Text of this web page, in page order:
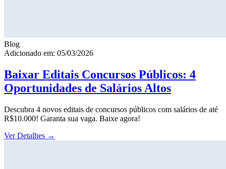
Blog
Adicionado em: 05/03/2026
Baixar Editais Concursos Públicos: 4
Oportunidades de Salários Altos
Descubra 4 novos editais de concursos públicos com salários de até
R$10.000! Garanta sua vaga. Baixe agora!
Ver Detalhes →